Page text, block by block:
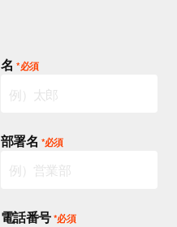
名
部署名
電話番号